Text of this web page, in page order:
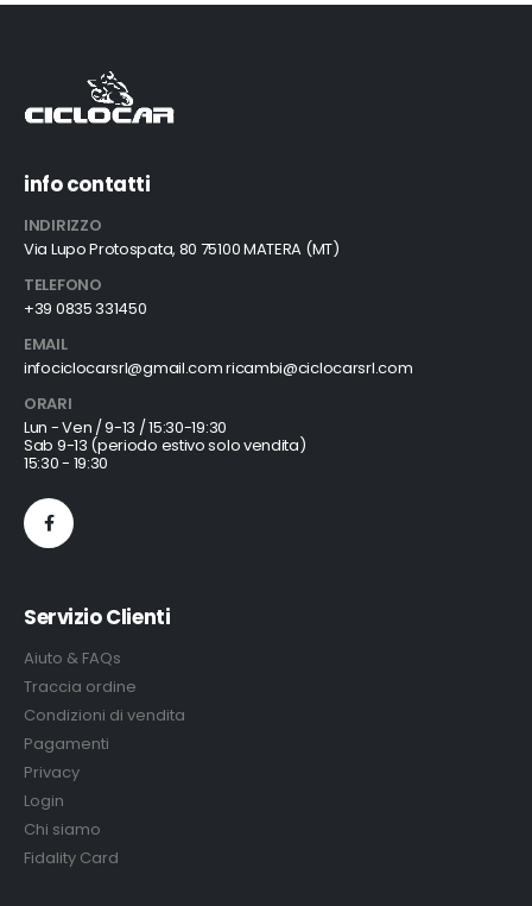
info contatti
INDIRIZZO
Via Lupo Protospata, 80 75100 MATERA (MT)
TELEFONO
+39 0835 331450
EMAIL
infociclocarsrl@gmail.com ricambi@ciclocarsrl.com
ORARI
Lun - Ven / 9-13 / 15:30-19:30
Sab 9-13 (periodo estivo solo vendita)
15:30 - 19:30
Servizio Clienti
Aiuto & FAQs
Traccia ordine
Condizioni di vendita
Pagamenti
Privacy
Login
Chi siamo
Fidality Card